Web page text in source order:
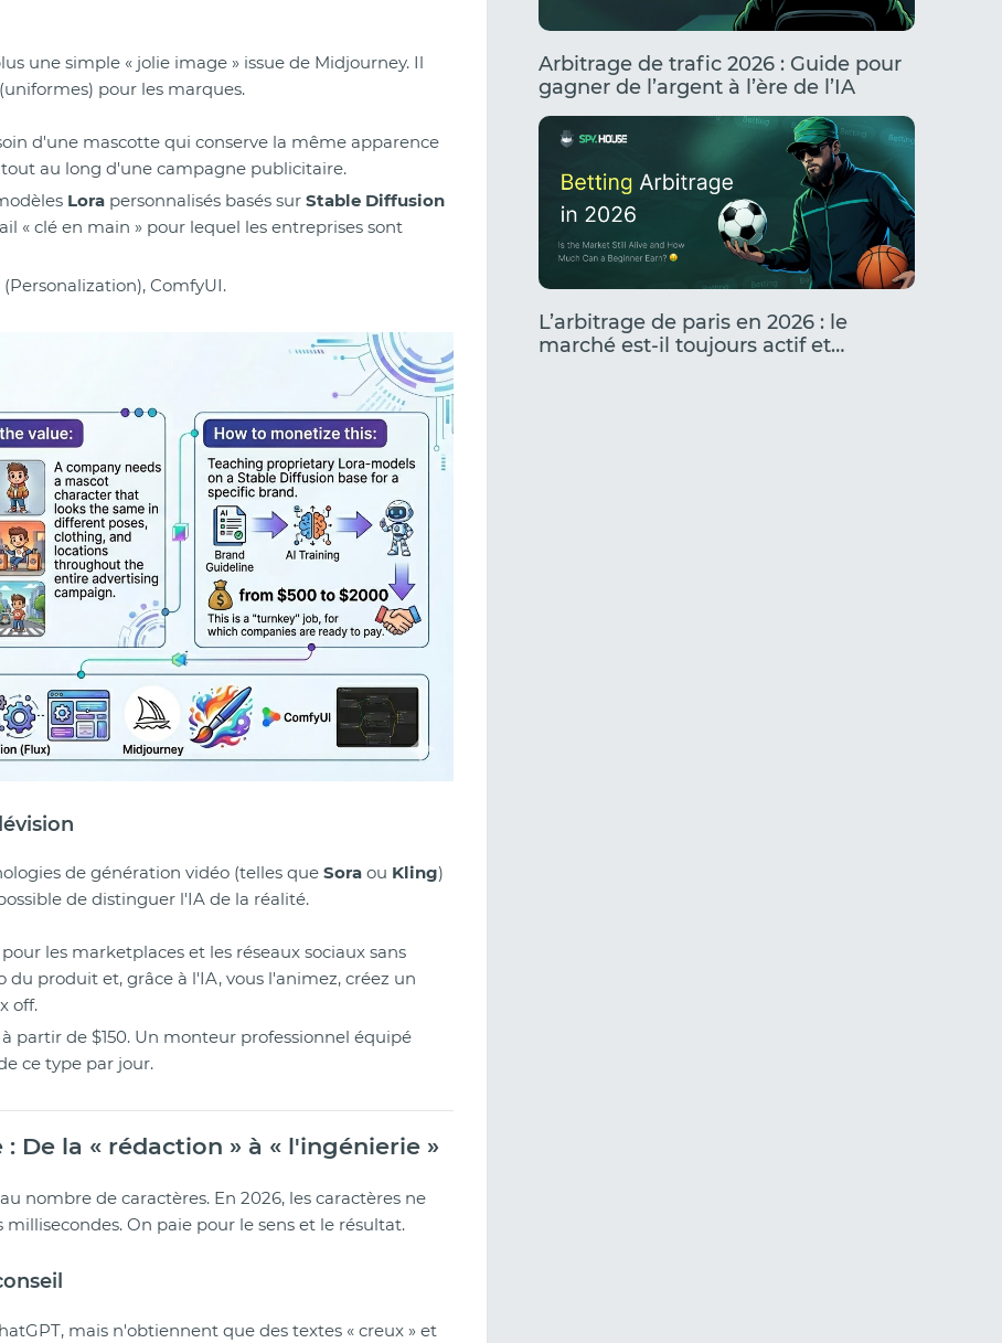
une simple « jolie image » issue de Midjourney. Il
(uniformes) pour les marques.
d'une mascotte qui conserve la même apparence
au long d'une campagne publicitaire.
Lora personnalisés basés sur Stable Diffusion
« clé en main » pour lequel les entreprises sont
ComfyUI.
de génération vidéo (telles que Sora ou Kling)
de distinguer l'IA de la réalité.
les marketplaces et les réseaux sociaux sans
produit et, grâce à l'IA, vous l'animez, créez un
off.
partir de $150. Un monteur professionnel équipé
ce type par jour.
De la « rédaction » à « l'ingénierie »
nombre de caractères. En 2026, les caractères ne
On paie pour le sens et le résultat.
mais n'obtiennent que des textes « creux » et
Avis sur Clickaine (2026) :
Fonctionnalités, qualité du trafic et
Arbitrage de trafic 2026 : Guide pour
gagner de l’argent à l’ère de l’IA
L’arbitrage de paris en 2026 : le
marché est-il toujours actif et